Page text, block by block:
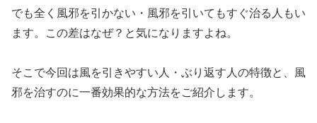
でも全く風邪を引かない・風邪を引いてもすぐ治る人もい
ます。この差はなぜ？と気になりますよね。
そこで今回は風を引きやすい人・ぶり返す人の特徴と、風
邪を治すのに一番効果的な方法をご紹介します。